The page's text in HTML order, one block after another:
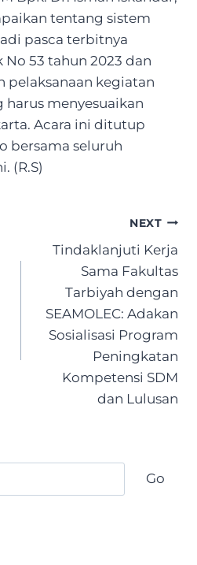
tentang sistem
pasca terbitnya
53 tahun 2023 dan
pelaksanaan kegiatan
menyesuaikan
Acara ini ditutup
bersama seluruh
(R.S)
NEXT
Tindaklanjuti Kerja
Sama Fakultas
Tarbiyah dengan
SEAMOLEC: Adakan
Sosialisasi Program
Peningkatan
Kompetensi SDM
dan Lulusan
Go